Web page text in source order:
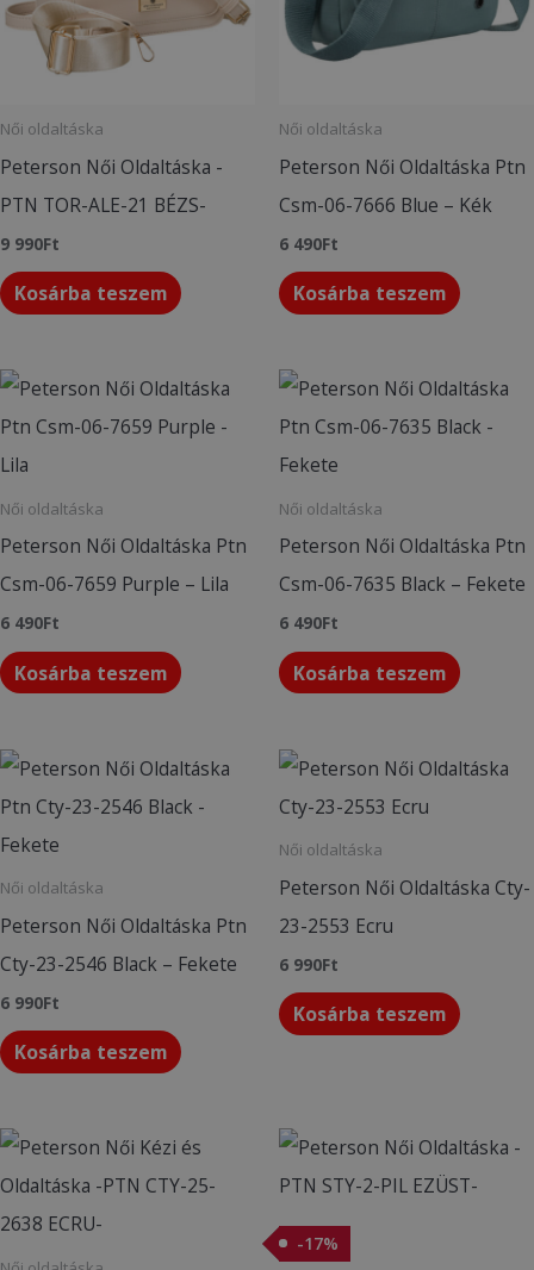
Női oldaltáska
Peterson Női Oldaltáska -
PTN TOR-ALE-21 BÉZS-
9 990Ft
Kosárba teszem
Női oldaltáska
Peterson Női Oldaltáska Ptn
Csm-06-7666 Blue – Kék
6 490Ft
Kosárba teszem
Női oldaltáska
Peterson Női Oldaltáska Ptn
Csm-06-7659 Purple – Lila
6 490Ft
Kosárba teszem
Női oldaltáska
Peterson Női Oldaltáska Ptn
Csm-06-7635 Black – Fekete
6 490Ft
Kosárba teszem
Női oldaltáska
Peterson Női Oldaltáska Ptn
Cty-23-2546 Black – Fekete
6 990Ft
Kosárba teszem
Női oldaltáska
Peterson Női Oldaltáska Cty-
23-2553 Ecru
6 990Ft
Kosárba teszem
-17%
Original
price
was:
990Ft.
Current
price
is: